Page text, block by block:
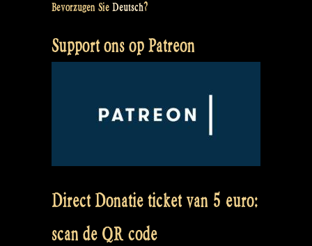
Bevorzugen Sie Deutsch?
Support ons op Patreon
Direct Donatie ticket van 5 euro:
scan de QR code